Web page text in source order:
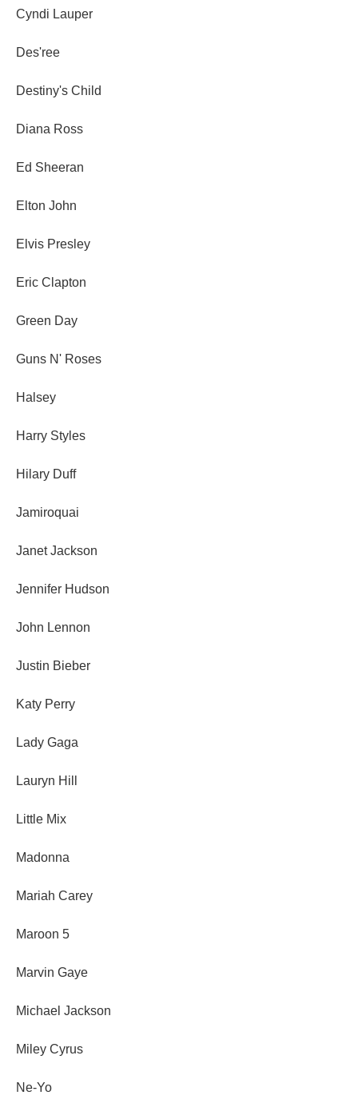
Cyndi Lauper
Des'ree
Destiny's Child
Diana Ross
Ed Sheeran
Elton John
Elvis Presley
Eric Clapton
Green Day
Guns N' Roses
Halsey
Harry Styles
Hilary Duff
Jamiroquai
Janet Jackson
Jennifer Hudson
John Lennon
Justin Bieber
Katy Perry
Lady Gaga
Lauryn Hill
Little Mix
Madonna
Mariah Carey
Maroon 5
Marvin Gaye
Michael Jackson
Miley Cyrus
Ne-Yo